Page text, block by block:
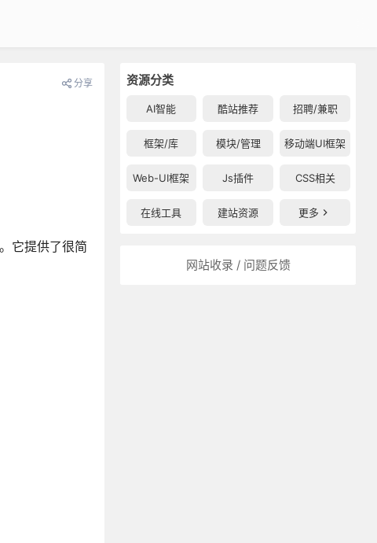
资源分类
AI智能 酷站推荐 招聘/兼职
框架/库 模块/管理 移动端UI框架
Web-UI框架 Js插件 CSS相关
在线工具 建站资源 更多
网站收录 / 问题反馈
分享
它提供了很简